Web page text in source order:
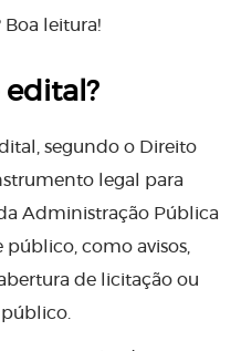
leitura!
edital?
segundo o Direito
legal para
Administração Pública
público, como avisos,
de licitação ou